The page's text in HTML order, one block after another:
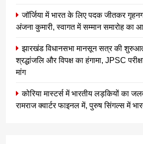
जॉर्जिया में भारत के लिए पदक जीतकर
अंजना कुमारी, स्वागत में सम्मान समारोह का
झारखंड विधानसभा मानसून सत्र की
श्रद्धांजलि और विपक्ष का हंगामा, JPSC
मांग
कोरिया मास्टर्स में भारतीय लड़कियों का
रामराज क्वार्टर फाइनल में, पुरुष सिंगल्स में